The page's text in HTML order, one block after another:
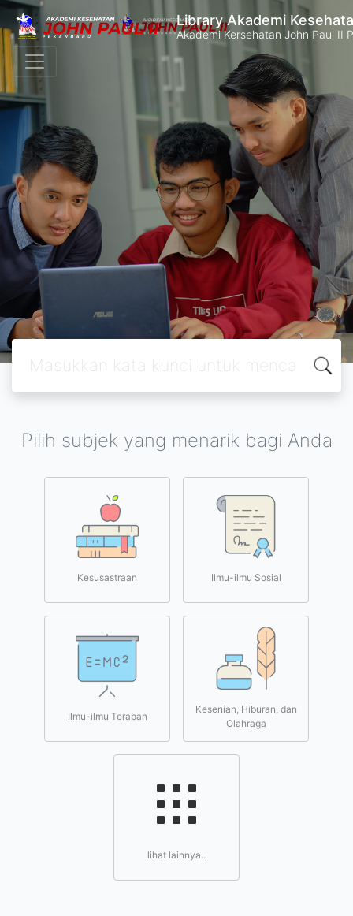
Library Akademi
Akademi Kersehatan John Paul II
Pilih subjek yang menarik bagi Anda
Kesusastraan Ilmu-ilmu Sosial
Ilmu-ilmu Terapan
Kesenian, Hiburan, dan
Olahraga
lihat lainnya..